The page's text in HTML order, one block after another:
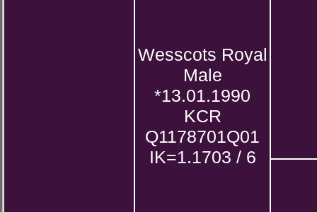
Wesscots Royal
Male
*13.01.1990
KCR
Q1178701Q01
IK=1.1703 / 6